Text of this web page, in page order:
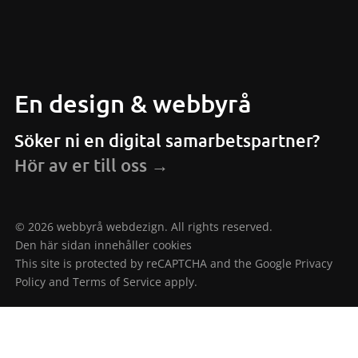
En design & webbyrå
Söker ni en digital samarbetspartner?
Hör av er till oss →
© 2026 webbyrå webdezign. All rights reserved.
Den här sidan innehåller cookies
This site is protected by reCAPTCHA and the Google Privacy
Policyand Terms of Service apply.